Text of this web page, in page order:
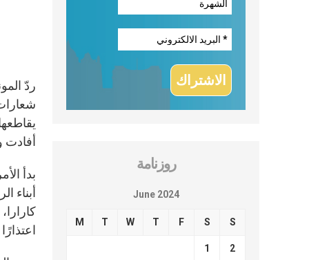
ردّ
أفادت
روزنامة
June 2024
M T W T F S S
1 2